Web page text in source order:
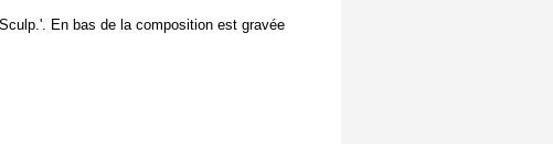
En bas de la composition est gravée